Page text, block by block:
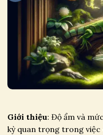
Giới thiệu: Độ ẩm và
kỳ quan trọng trong việc